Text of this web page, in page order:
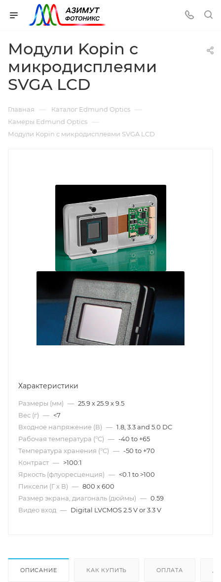
Модули Kopin с
микродисплеями
SVGA LCD
Главная — Каталог Edmund Optics —
Камеры Edmund Optics —
Модули Kopin с микродисплеями SVGA LCD
Характеристики
Размеры (мм) — 25.9 x 25.9 x 9.5
Вес (г) — <7
Входное напряжение (В) — 1.8, 3.3 and 5.0 DC
Рабочая температура (°С) — -40 to +65
Температура хранения (°С) — -50 to +70
Контраст — >100:1
Яркость (флуоресценция) — <0.1 to >100
Пиксели (Г х В) — 800 x 600
Размер экрана, диагональ (дюймы) — 0.59
Видео вход — Digital LVCMOS 2.5 V or 3.3 V
ОПИСАНИЕ КАК КУПИТЬ ОПЛАТА